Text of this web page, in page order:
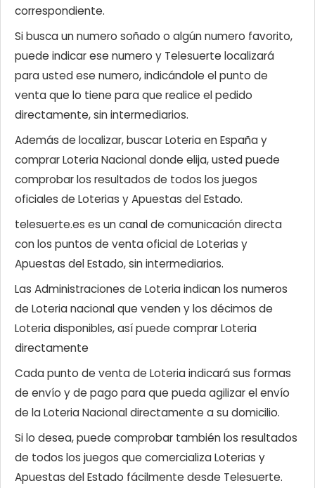
correspondiente.
Si busca un numero soñado o algún numero favorito,
puede indicar ese numero y Telesuerte localizará
para usted ese numero, indicándole el punto de
venta que lo tiene para que realice el pedido
directamente, sin intermediarios.
Además de localizar, buscar Loteria en España y
comprar Loteria Nacional donde elija, usted puede
comprobar los resultados de todos los juegos
oficiales de Loterias y Apuestas del Estado.
telesuerte.es es un canal de comunicación directa
con los puntos de venta oficial de Loterias y
Apuestas del Estado, sin intermediarios.
Las Administraciones de Loteria indican los numeros
de Loteria nacional que venden y los décimos de
Loteria disponibles, así puede comprar Loteria
directamente
Cada punto de venta de Loteria indicará sus formas
de envío y de pago para que pueda agilizar el envío
de la Loteria Nacional directamente a su domicilio.
Si lo desea, puede comprobar también los resultados
de todos los juegos que comercializa Loterias y
Apuestas del Estado fácilmente desde Telesuerte.